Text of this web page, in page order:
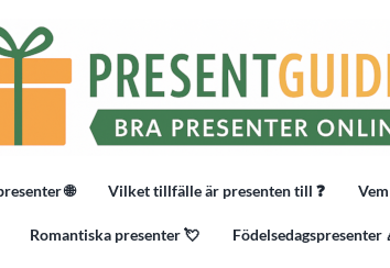
🌐 Vilket tillfälle är presenten till ❓
Romantiska presenter 💘 Födelsedagspresenter